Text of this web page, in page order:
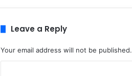
Leave a Reply
Your email address will not be published.